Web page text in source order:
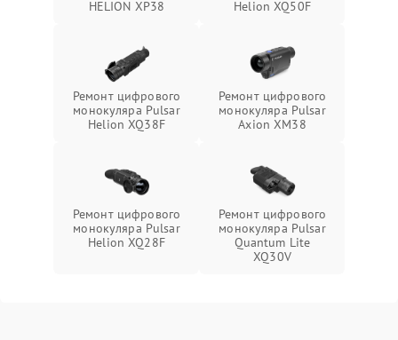
HELION XP38
Helion XQ50F
Ремонт цифрового
монокуляра Pulsar
Helion XQ38F
Ремонт цифрового
монокуляра Pulsar
Axion XM38
Ремонт цифрового
монокуляра Pulsar
Helion XQ28F
Ремонт цифрового
монокуляра Pulsar
Quantum Lite
XQ30V